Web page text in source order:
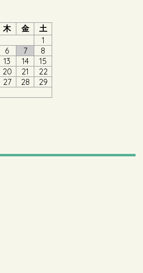
木 金
土
1
6 7
8
13 14
15
20 21
22
27 28
29